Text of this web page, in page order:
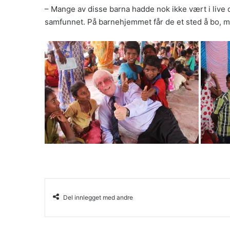
– Mange av disse barna hadde nok ikke vært i
samfunnet. På barnehjemmet får de et sted å
Del innlegget med andre